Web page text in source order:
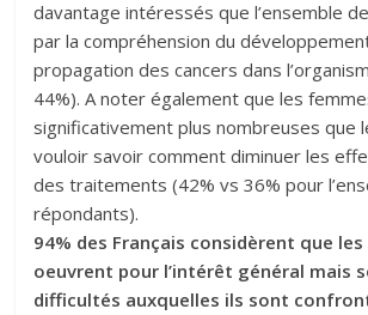
davantage intéressés que l’ensemble
par la compréhension du
propagation des cancers dans
44%). A noter également que les
significativement plus nombreuses que
vouloir savoir comment diminuer les
des traitements (42% vs 36% pour
répondants).
94% des Français considèrent que
oeuvrent pour l’intérêt général mais
difficultés auxquelles ils sont